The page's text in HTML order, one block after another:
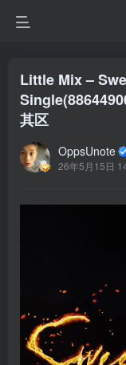
Little Mix –
其区
OppsUnote
26年5月15日